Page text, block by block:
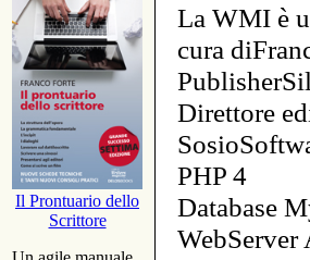
Il Prontuario dello
Scrittore
La WMI è
cura
Direttore
PHP 4
Database
WebServer